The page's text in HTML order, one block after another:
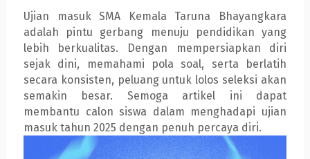
Ujian masuk SMA Kemala Taruna Bhayangkara
adalah pintu gerbang menuju pendidikan yang
lebih berkualitas. Dengan mempersiapkan diri
sejak dini, memahami pola soal, serta berlatih
secara konsisten, peluang untuk lolos seleksi akan
semakin besar. Semoga artikel ini dapat
membantu calon siswa dalam menghadapi ujian
masuk tahun 2025 dengan penuh percaya diri.